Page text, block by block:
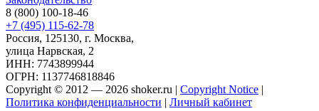
8 (800) 100-18-46
+7 (495) 115-62-78
Россия, 125130, г. Москва,
улица Нарвская, 2
ИНН: 7743899944
ОГРН: 1137746818846
Copyright © 2012 — 2026 shoker.ru | Copyright Notice |
Политика конфиденциальности | Личный кабинет